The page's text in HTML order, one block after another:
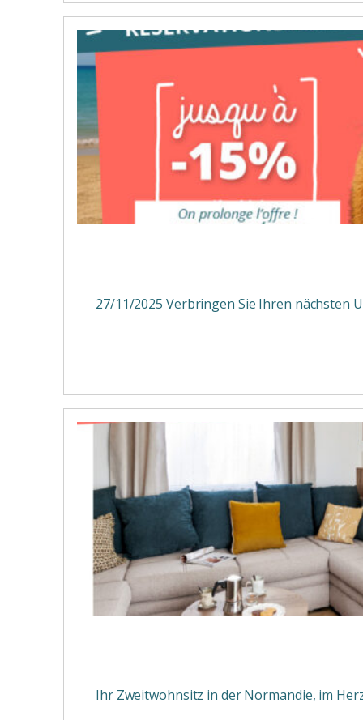
27/11/2025 Verbringen Sie Ihren nächsten
Ihr Zweitwohnsitz in der Normandie, im